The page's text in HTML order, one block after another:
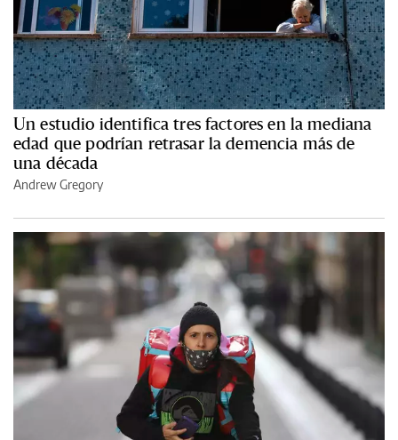
Un estudio identifica tres factores en la mediana
edad que podrían retrasar la demencia más de
una década
Andrew Gregory